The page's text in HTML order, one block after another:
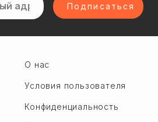
Подписаться
О нас
Условия пользователя
Конфиденциальность